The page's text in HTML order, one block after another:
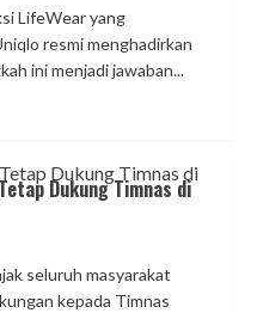
LifeWear yang
resmi menghadirkan
ini menjadi jawaban...
Dukung Timnas di
seluruh masyarakat
kepada Timnas